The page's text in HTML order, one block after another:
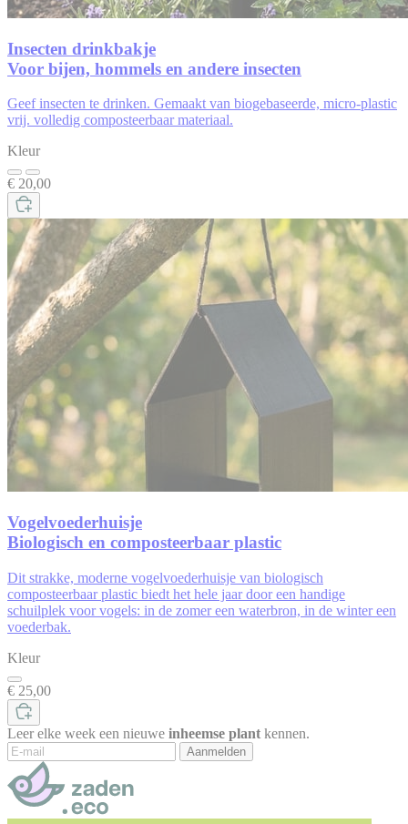
Insecten drinkbakje
Voor bijen, hommels en andere insecten
Geef insecten te drinken. Gemaakt van biogebaseerde, micro-plastic
vrij. volledig composteerbaar materiaal.
Kleur
€ 20,00
Vogelvoederhuisje
Biologisch en composteerbaar plastic
Dit strakke, moderne vogelvoederhuisje van biologisch
composteerbaar plastic biedt het hele jaar door een handige
schuilplek voor vogels: in de zomer een waterbron, in de winter een
voederbak.
Kleur
€ 25,00
Leer elke week een nieuwe inheemse plant kennen.
Aanmelden